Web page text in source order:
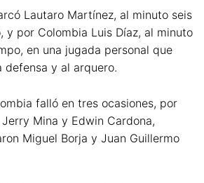
Lautaro Martínez, al minuto seis
y por Colombia Luis Díaz, al minuto
en una jugada personal que
defensa y al arquero.
falló en tres ocasiones, por
Jerry Mina y Edwin Cardona,
Miguel Borja y Juan Guillermo